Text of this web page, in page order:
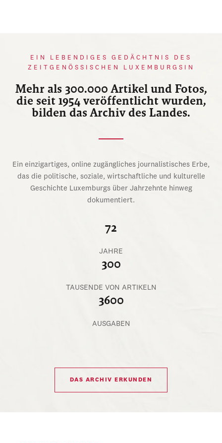
EIN LEBENDIGES GEDÄCHTNIS DES
ZEITGENÖSSISCHEN LUXEMBURGSIN
Mehr als 300.000 Artikel und Fotos,
die seit 1954 veröffentlicht wurden,
bilden das Archiv des Landes.
Ein einzigartiges, online zugängliches journalistisches Erbe,
das die politische, soziale, wirtschaftliche und kulturelle
Geschichte Luxemburgs über Jahrzehnte hinweg
dokumentiert.
72
JAHRE
300
TAUSENDE VON ARTIKELN
3600
AUSGABEN
DAS ARCHIV ERKUNDEN